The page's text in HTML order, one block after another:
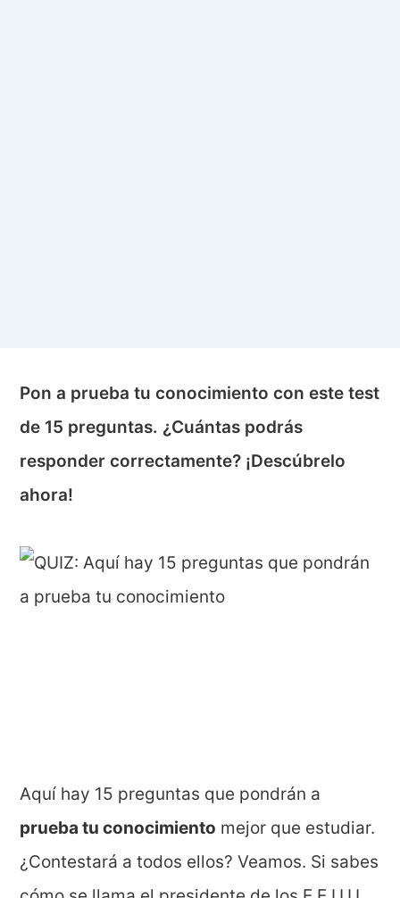
Pon a prueba tu conocimiento con este test
de 15 preguntas. ¿Cuántas podrás
responder correctamente? ¡Descúbrelo
ahora!
Aquí hay 15 preguntas que pondrán a
prueba tu conocimiento mejor que estudiar.
¿Contestará a todos ellos? Veamos. Si sabes